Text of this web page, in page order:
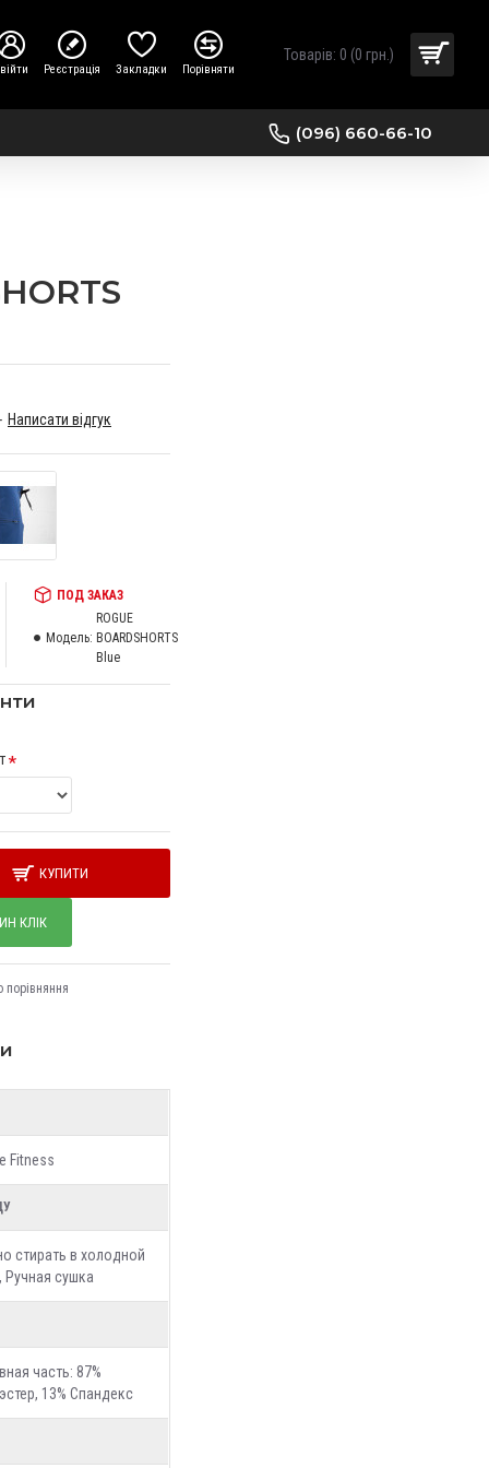
Реєстрація Закладки Порівняти
Товарів: 0 (0 грн.)
(096) 660-66-10
- Написати відгук
ПОД ЗАКАЗ
Модель:
ROGUE
BOARDSHORTS
Blue
КУПИТИ
КЛІК
порівняння
Fitness
стирать в холодной
Ручная сушка
часть: 87%
13% Спандекс